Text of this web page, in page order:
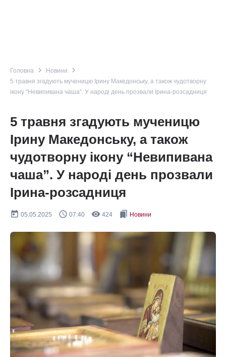
Головна navigate_next Новини navigate_next
5 травня згадують мученицю Ірину Македонську, а також чудотворну
ікону “Невипивана чаша”. У народі день прозвали Ірина-розсадниця
5 травня згадують мученицю
Ірину Македонську, а також
чудотворну ікону “Невипивана
чаша”. У народі день прозвали
Ірина-розсадниця
today 05.05.2025 query_builder 07:40 remove_red_eye 424 bookmarks Новини